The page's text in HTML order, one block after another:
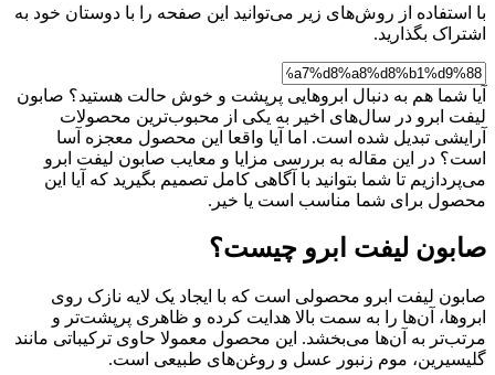
با استفاده از روش‌های زیر می‌توانید این صفحه را با دوستان خود به
اشتراک بگذارید.
آیا شما هم به دنبال ابروهایی پرپشت و خوش حالت هستید؟ صابون
لیفت ابرو در سال‌های اخیر به یکی از محبوب‌ترین محصولات
آرایشی تبدیل شده است. اما آیا واقعا این محصول معجزه آسا
است؟ در این مقاله به بررسی مزایا و معایب صابون لیفت ابرو
می‌پردازیم تا شما بتوانید با آگاهی کامل تصمیم بگیرید که آیا این
محصول برای شما مناسب است یا خیر.
صابون لیفت ابرو چیست؟
صابون لیفت ابرو محصولی است که با ایجاد یک لایه نازک روی
ابروها، آن‌ها را به سمت بالا هدایت کرده و ظاهری پرپشت‌تر و
مرتب‌تر به آن‌ها می‌بخشد. این محصول معمولا حاوی ترکیباتی مانند
گلیسیرین، موم زنبور عسل و روغن‌های طبیعی است.